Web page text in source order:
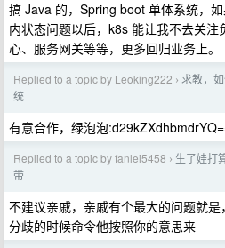
搞 Java 的，Spring boot 单体系统，
内状态问题以后，k8s 能让我不去关
心、服务网关等等，更多回归业务上。
Replied to a topic by Leoking222 › 求教，
统
有意合作，绿泡泡
Replied to a topic by fanlei5458 › 生了娃打
带
不建议亲戚，亲戚有个最大的问题就
分歧的时候命令他按照你的意思来